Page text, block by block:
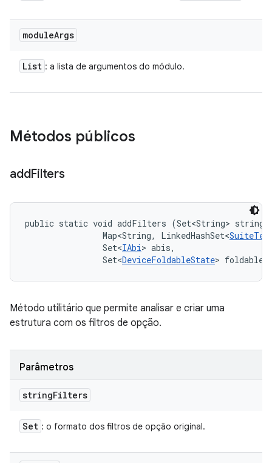
moduleArgs
List : a lista de argumentos do módulo.
Métodos públicos
addFilters
public static void addFilters (Set<String>
                Map<String, LinkedHashSet<
                Set<
IAbi> abis,
                Set<
DeviceFoldableState>
Método utilitário que permite analisar e criar uma
estrutura com os filtros de opção.
Parâmetros
stringFilters
Set : o formato dos filtros de opção original.